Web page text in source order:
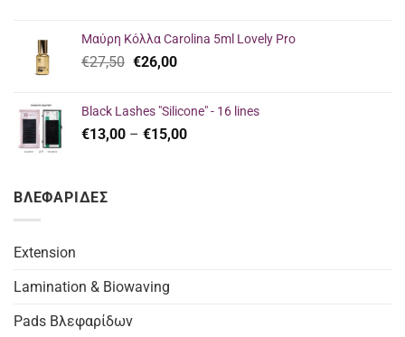
€23,00.είναι:
€16,00.
Μαύρη Κόλλα Carolina 5ml Lovely Pro
€27,50 Original
€27,50.
€26,00Η
είναι:
€26,00.
Black Lashes "Silicone" - 16 lines
€13,00 – €15,00Price
ΒΛΕΦΑΡΙΔΕΣ
Extension
Lamination & Biowaving
Pads Βλεφαρίδων